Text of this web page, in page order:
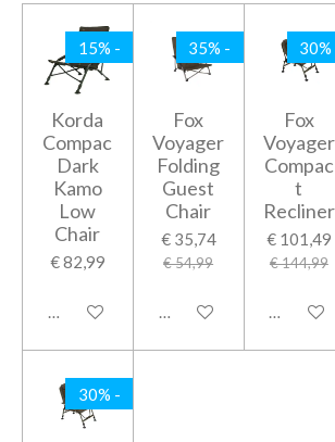
15% -
Korda
Compac
Dark
Kamo
Low
Chair
€ 82,99
Houd mij op de hoogte
35% -
Fox
Voyager
Folding
Guest
Chair
€ 35,74
€ 54,99
Houd mij op de hoogte
30%
Fox
Voyager
Compac
t
Recliner
€ 101,49
€ 144,99
In
30% -